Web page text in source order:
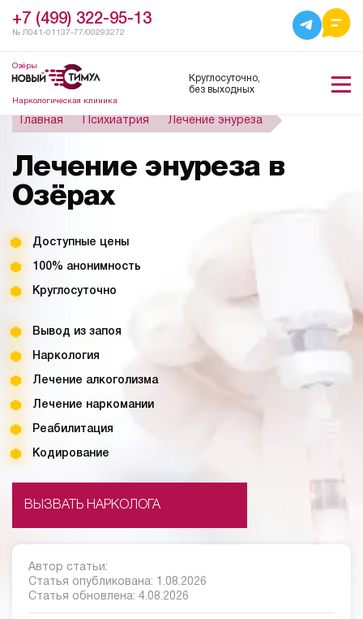
+7 (499) 322-95-13
№ Л041-01137-77/00293272
Озёры
Наркологическая клиника
Круглосуточно,
без выходных
Главная Психиатрия Лечение энуреза
Лечение энуреза в
Озёрах
Доступные цены
100% анонимность
Круглосуточно
Вывод из запоя
Наркология
Лечение алкоголизма
Лечение наркомании
Реабилитация
Кодирование
ВЫЗВАТЬ НАРКОЛОГА
Автор статьи:
Статья опубликована:
1.08.2026
Статья обновлена: 4.08.2026